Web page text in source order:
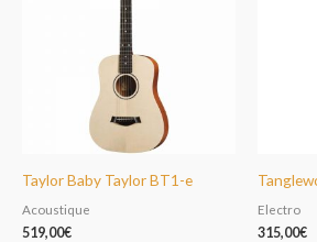
Taylor Baby Taylor BT1-e
Acoustique
519,00€
Electro
315,00€